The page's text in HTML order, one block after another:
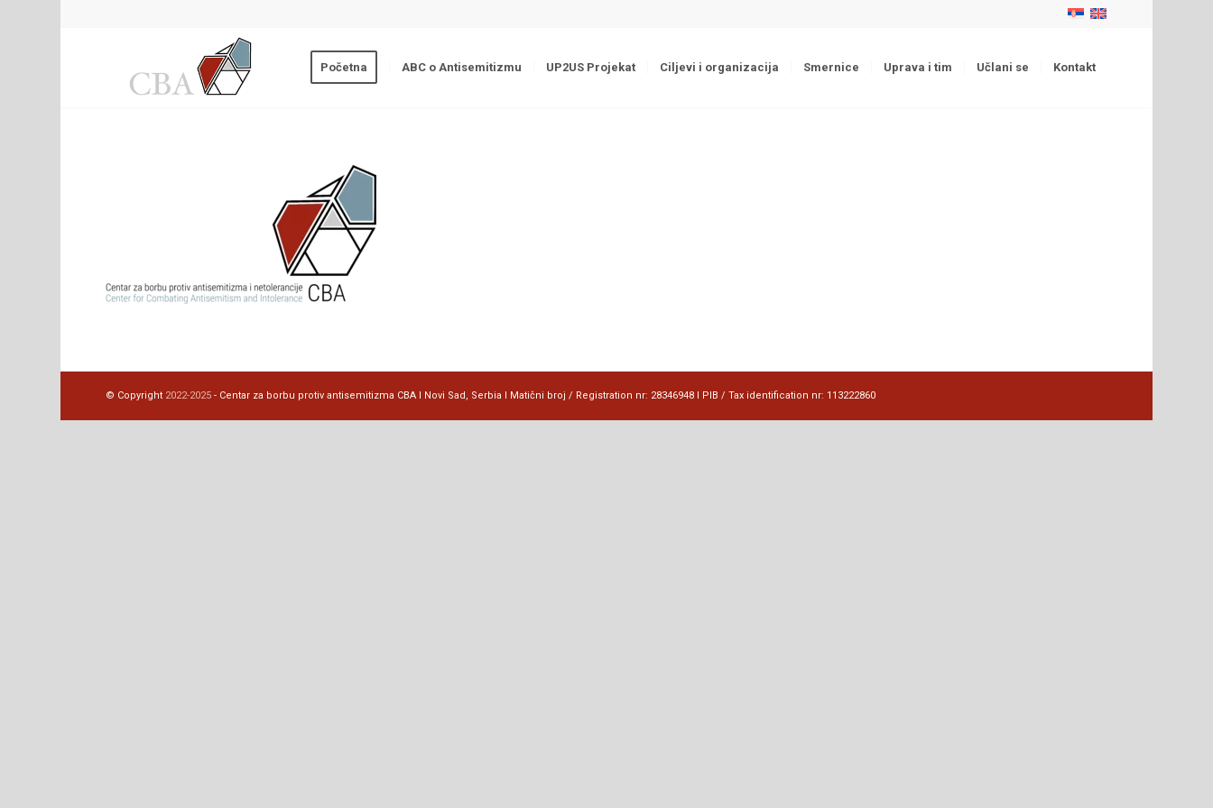
Početna ABC o Antisemitizmu UP2US Projekat Ciljevi i organizacija Smernice Uprava i tim Učlani se Kontakt
© Copyright 2022-2025 - Centar za borbu protiv antisemitizma CBA I Novi Sad, Serbia I Matični broj / Registration nr: 28346948 I PIB / Tax identification nr: 113222860